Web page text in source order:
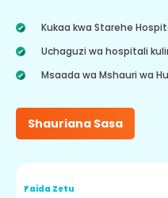
Kukaa kwa Starehe
Uchaguzi wa hospitali
Msaada wa Mshauri wa
Shauriana Sasa
Faida Zetu